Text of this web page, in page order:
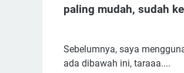
paling mudah, sudah
Sebelumnya, saya
ada dibawah ini, taraaa....